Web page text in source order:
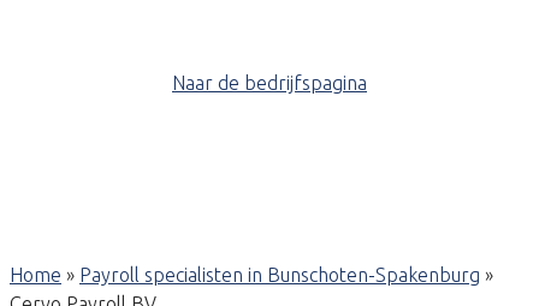
Naar de bedrijfspagina
Home » Payroll specialisten in Bunschoten-Spakenburg »